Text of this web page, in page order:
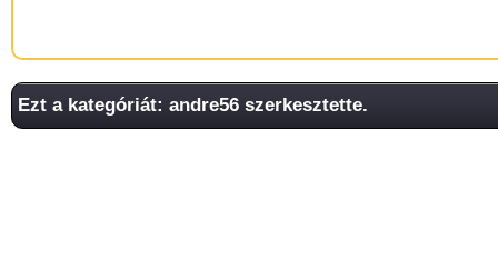
Ezt a kategóriát: andre56 szerkesztette.